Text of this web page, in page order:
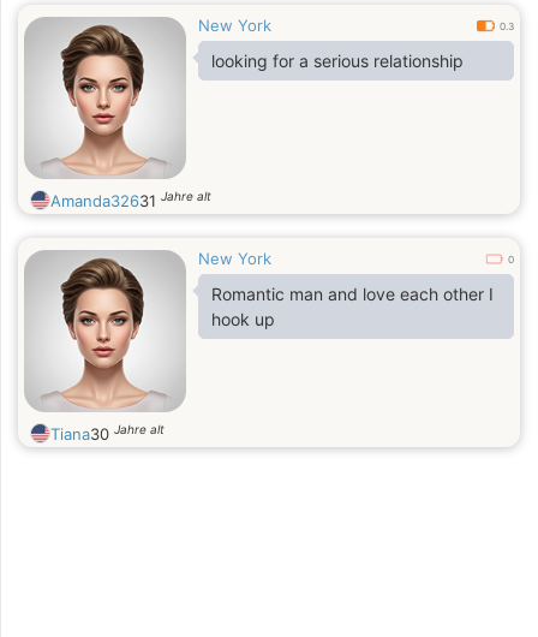
New York 0.3
looking for a serious relationship
Amanda32631 Jahre alt
New York 0
Romantic man and love each other I
hook up
Tiana30 Jahre alt